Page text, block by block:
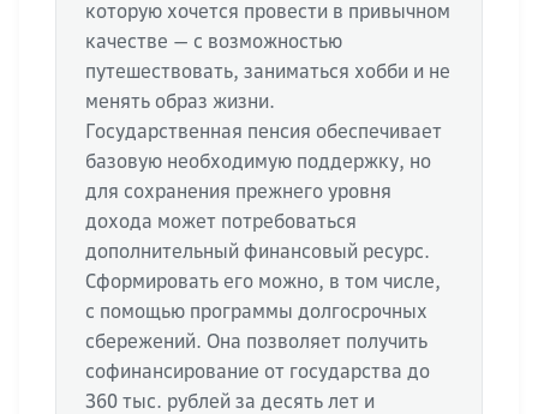
которую хочется провести в привычном
качестве — с возможностью
путешествовать, заниматься хобби и не
менять образ жизни.
Государственная пенсия обеспечивает
базовую необходимую поддержку, но
для сохранения прежнего уровня
дохода может потребоваться
дополнительный финансовый ресурс.
Сформировать его можно, в том числе,
с помощью программы долгосрочных
сбережений. Она позволяет получить
софинансирование от государства до
360 тыс. рублей за десять лет и